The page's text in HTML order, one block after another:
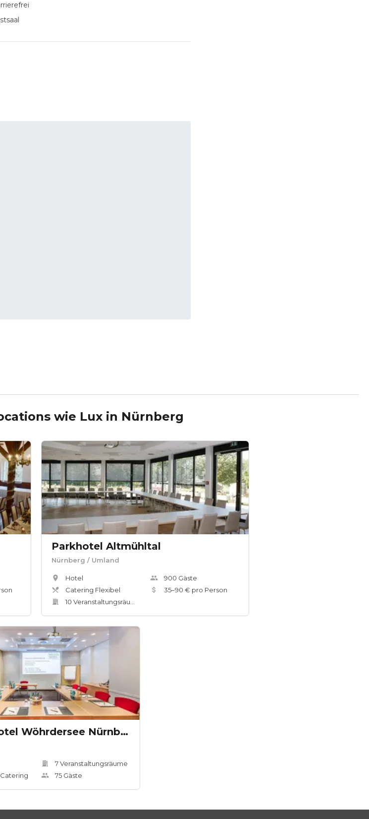
wie Lux in Nürnberg
Parkhotel Altmühltal
Nürnberg / Umland
Hotel
Catering Flexibel
10 Veranstaltungsräum
900 Gäste
35–90 € pro Person
NOVINA Hotel Wöhrdersee Nürnberg City
7Veranstaltungsräume
75 Gäste